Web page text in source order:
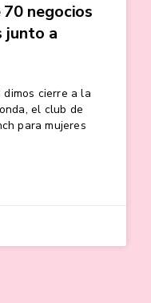
negocios
junto a
cierre a la
el club de
para mujeres